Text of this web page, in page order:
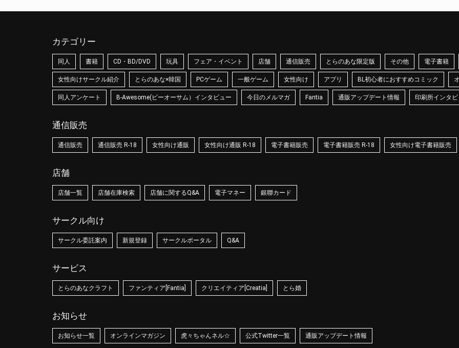
カテゴリー
同人 書籍 CD・BD/DVD 玩具 フェア・イベント 店舗 通信販売 とらのあな限定版 その他 電子書籍
女性向けサークル紹介 とらのあな×韓国 PCゲーム 一般ゲーム 女性向け アプリ BL初心者におすすめコミック
同人アンケート B-Awesome(ビーオーサム）インタビュー 今日のメルマガ Fantia 通販アップデート情報 印刷所インタ
通信販売
通信販売 通信販売 R-18 女性向け通販 女性向け通販 R-18 電子書籍販売 電子書籍販売 R-18 女性向け電子書籍販売
店舗
店舗一覧 店舗在庫検索 店舗に関するQ&A 電子マネー 銀聯カード
サークル向け
サークル委託案内 新規登録 サークルポータル Q&A
サービス
とらのあなクラフト ファンティア[Fantia] クリエイティア[Creatia] とら婚
お知らせ
お知らせ一覧 オンラインマガジン 虎々ちゃんネル☆ 公式Twitter一覧 通販アップデート情報